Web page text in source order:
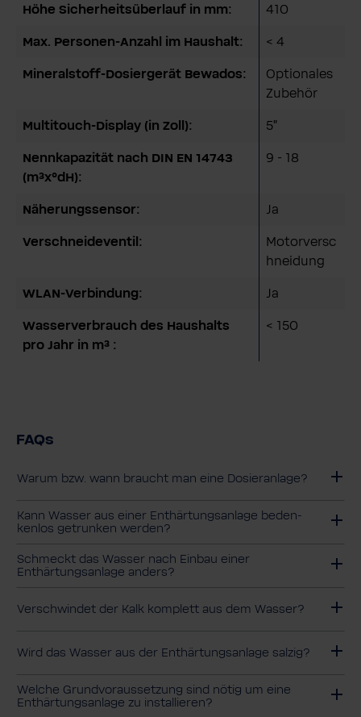
Höhe Sicherheitsüberlauf in mm: 410
Max. Personen-Anzahl im Haushalt: < 4
Mineralstoff-Dosiergerät Bewados:
Optionales
Zubehör
Multitouch-Display (in Zoll): 5"
Nennkapazität nach DIN EN 14743
(m³x°dH):
9 - 18
Näherungssensor: Ja
Verschneideventil:
Motorversc
hneidung
WLAN-Verbindung: Ja
Wasserverbrauch des Haushalts
pro Jahr in m³ :
< 150
FAQs
Warum bzw. wann braucht man eine Dosieranlage?
Kann Wasser aus einer Enthär­tungs­an­lage beden­
kenlos getrunken werden?
Schmeckt das Wasser nach Einbau einer
Enthärtungsanlage anders?
Verschwindet der Kalk komplett aus dem Wasser?
Wird das Wasser aus der Enthärtungsanlage salzig?
Welche Grundvoraussetzung sind nötig um eine
Enthärtungsanlage zu installieren?